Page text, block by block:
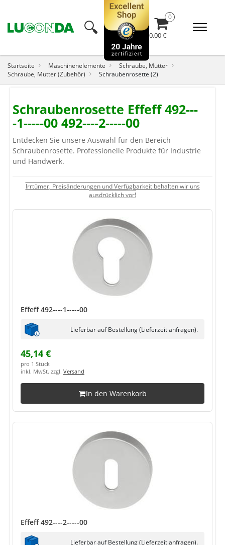
🔍︎ 0,00 €
Startseite Maschinenelemente
Schraube, Mutter
Schraube, Mutter (Zubehör)
Schraubenrosette (2)
Schraubenrosette Effeff 492---
-1-----00 492----2-----00
Entdecken Sie unsere Auswahl für den Bereich
Schraubenrosette. Professionelle Produkte für Industrie
und Handwerk.
Irrtümer, Preisänderungen und Verfügbarkeit behalten wir uns
ausdrücklich vor!
Effeff 492----1-----00
Lieferbar auf Bestellung (Lieferzeit anfragen).
45,14 €
pro 1 Stück
inkl. MwSt. zzgl. Versand
In den Warenkorb
Effeff 492----2-----00
Lieferbar auf Bestellung (Lieferzeit anfragen).